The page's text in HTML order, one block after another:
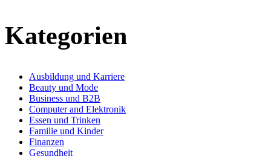
Kategorien
Ausbildung und Karriere
Beauty und Mode
Business und B2B
Computer and Elektronik
Essen und Trinken
Familie und Kinder
Finanzen
Gesundheit